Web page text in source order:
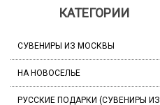
КАТЕГОРИИ
СУВЕНИРЫ ИЗ МОСКВЫ
НА НОВОСЕЛЬЕ
РУССКИЕ ПОДАРКИ (СУВЕНИРЫ ИЗ